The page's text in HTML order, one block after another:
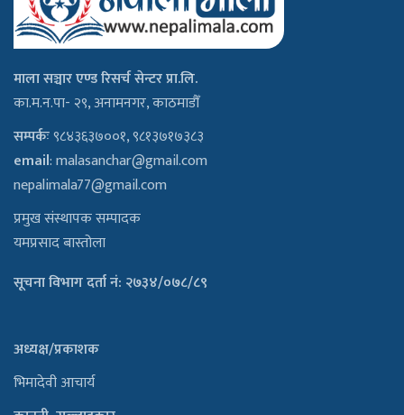
माला सञ्चार एण्ड रिसर्च सेन्टर प्रा.लि.
का.म.न.पा- २९, अनामनगर, काठमाडौँ
सम्पर्कः९८४३६३७००१, ९८१३७१७३८३
email:malasanchar@gmail.com
nepalimala77@gmail.com
प्रमुख संस्थापक सम्पादक
यमप्रसाद बास्तोला
सूचना विभाग दर्ता नं: २७३४/०७८/८९
अध्यक्ष/प्रकाशक
भिमादेवी आचार्य